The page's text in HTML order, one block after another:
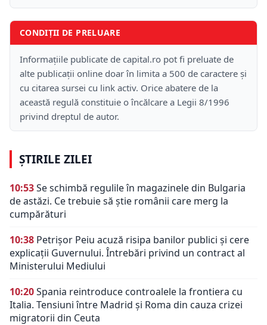
CONDIȚII DE PRELUARE
Informațiile publicate de capital.ro pot fi preluate de
alte publicații online doar în limita a 500 de caractere și
cu citarea sursei cu link activ. Orice abatere de la
această regulă constituie o încălcare a Legii 8/1996
privind dreptul de autor.
ȘTIRILE ZILEI
10:53Se schimbă regulile în magazinele din Bulgaria
de astăzi. Ce trebuie să știe românii care merg la
cumpărături
10:38 Petrișor Peiu acuză risipa banilor publici și cere
explicații Guvernului. Întrebări privind un contract al
Ministerului Mediului
10:20Spania reintroduce controalele la frontiera cu
Italia. Tensiuni între Madrid și Roma din cauza crizei
migratorii din Ceuta